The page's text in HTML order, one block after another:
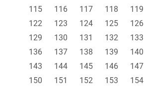
115
116 117 118 119
122
123 124 125 126
129
130 131 132 133
136
137 138 139 140
143
144 145 146 147
150
151 152 153 154